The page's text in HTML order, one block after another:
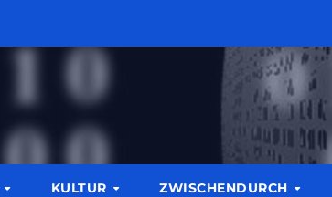
KULTUR ZWISCHENDURCH